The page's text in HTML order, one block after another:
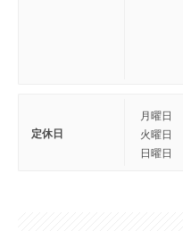
定休日
月曜日
火曜日
日曜日